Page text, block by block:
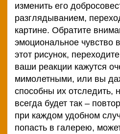
изменить его
разглядыванием,
картине. Обратите
эмоциональное чувство
этот рисунок,
ваши реакции кажутся
мимолетными, или вы
способны их отследить,
всегда будет так –
при каждом удобном
попасть в галерею,